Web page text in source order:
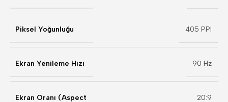
Piksel Yoğunluğu 405 PPI
Ekran Yenileme Hızı 90 Hz
Ekran Oranı (Aspect
20:9